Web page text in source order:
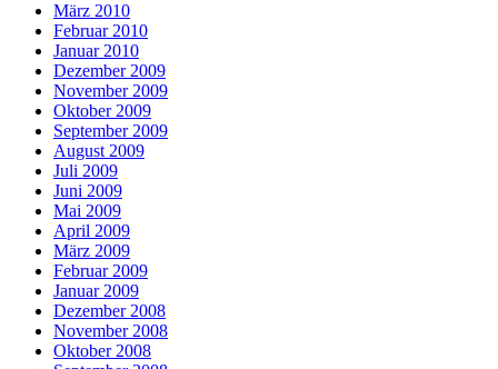
März 2010
Februar 2010
Januar 2010
Dezember 2009
November 2009
Oktober 2009
September 2009
August 2009
Juli 2009
Juni 2009
Mai 2009
April 2009
März 2009
Februar 2009
Januar 2009
Dezember 2008
November 2008
Oktober 2008